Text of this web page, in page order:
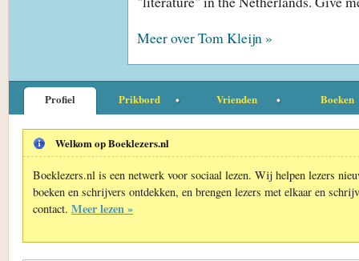
Meer over Tom Kleijn »
Profiel Prikbord Vrienden Boeken
Welkom op Boeklezers.nl
Boeklezers.nl is een netwerk voor sociaal lezen. Wij helpen lezers
boeken en schrijvers ontdekken, en brengen lezers met elkaar en
contact. Meer lezen »